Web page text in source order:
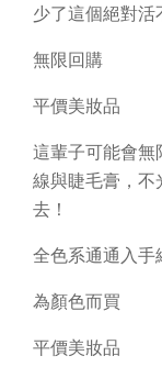
少了這個絕對活
無限回購
平價美妝品
這輩子可能會無
線與睫毛膏，不
去！
全色系通通入手
為顏色而買
平價美妝品